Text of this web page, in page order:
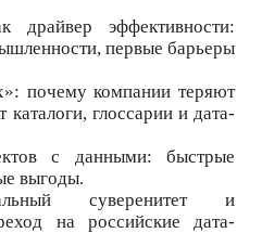
эффективности:
первые барьеры
почему компании теряют
глоссарии и дата-
с данными: быстрые
выгоды.
суверенитет и
на российские дата-